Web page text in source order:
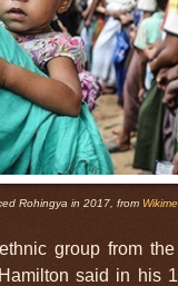
Rohingya in 2017, from
group from
said in his